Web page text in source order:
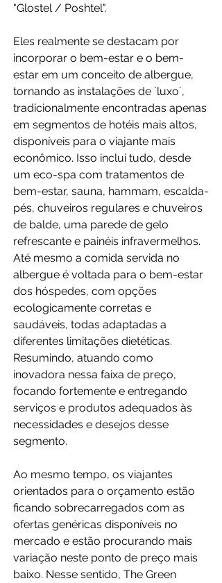
"Glostel / Poshtel".
Eles realmente se destacam por
incorporar o bem-estar e o bem-
estar em um conceito de albergue,
tornando as instalações de ´luxo´,
tradicionalmente encontradas apenas
em segmentos de hotéis mais altos,
disponíveis para o viajante mais
econômico. Isso inclui tudo, desde
um eco-spa com tratamentos de
bem-estar, sauna, hammam, escalda-
pés, chuveiros regulares e chuveiros
de balde, uma parede de gelo
refrescante e painéis infravermelhos.
Até mesmo a comida servida no
albergue é voltada para o bem-estar
dos hóspedes, com opções
ecologicamente corretas e
saudáveis, todas adaptadas a
diferentes limitações dietéticas.
Resumindo, atuando como
inovadora nessa faixa de preço,
focando fortemente e entregando
serviços e produtos adequados às
necessidades e desejos desse
segmento.
Ao mesmo tempo, os viajantes
orientados para o orçamento estão
ficando sobrecarregados com as
ofertas genéricas disponíveis no
mercado e estão procurando mais
variação neste ponto de preço mais
baixo. Nesse sentido, The Green